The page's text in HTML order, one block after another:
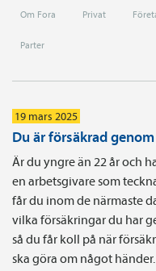
Om Fora Privat
Parter
19 mars 2025
Du är försäkrad
Är du yngre än 22 år och
en arbetsgivare som
får du inom de närmaste
vilka försäkringar du har
så du får koll på när
ska göra om något händer.